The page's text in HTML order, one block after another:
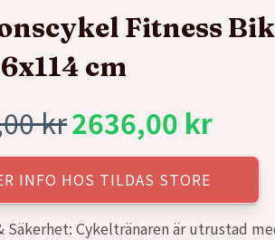
Fitness
cm
kr2636,00 kr
INFO HOS TILDAS STORE
Säkerhet: Cykeltränaren är utrustad